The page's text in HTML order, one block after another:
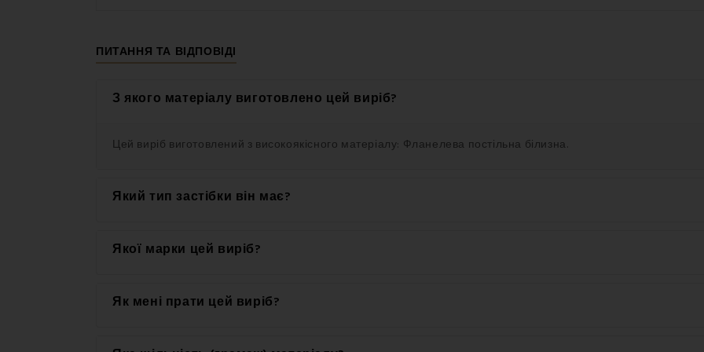
ΠИТАННЯ ТА ВІДПОВІДІ
З якого матеріалу виготовлено цей виріб?
Цей виріб виготовлений з високоякісного матеріалу: Фланелева постільна білизна.
Який тип застібки він має?
Цей виріб має зручну застібку на ґудзики.
Якої марки цей виріб?
Це справжній виріб бренду EMI.
Як мені прати цей виріб?
Для досягнення найкращих результатів рекомендується прати цей виріб при 60 °C.